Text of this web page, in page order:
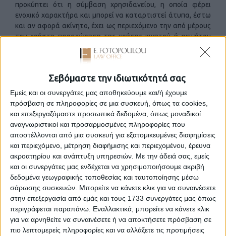
Σεβόμαστε την ιδιωτικότητά σας
Εμείς και οι συνεργάτες μας αποθηκεύουμε και/ή έχουμε
πρόσβαση σε πληροφορίες σε μια συσκευή, όπως τα cookies,
και επεξεργαζόμαστε προσωπικά δεδομένα, όπως μοναδικοί
αναγνωριστικοί και προσαρμοσμένες πληροφορίες που
αποστέλλονται από μια συσκευή για εξατομικευμένες διαφημίσεις
και περιεχόμενο, μέτρηση διαφήμισης και περιεχομένου, έρευνα
ακροατηρίου και ανάπτυξη υπηρεσιών. Με την άδειά σας, εμείς
και οι συνεργάτες μας ενδέχεται να χρησιμοποιήσουμε ακριβή
δεδομένα γεωγραφικής τοποθεσίας και ταυτοποίησης μέσω
σάρωσης συσκευών. Μπορείτε να κάνετε κλικ για να συναινέσετε
στην επεξεργασία από εμάς και τους 1733 συνεργάτες μας όπως
περιγράφεται παραπάνω. Εναλλακτικά, μπορείτε να κάνετε κλικ
για να αρνηθείτε να συναινέσετε ή να αποκτήσετε πρόσβαση σε
πιο λεπτομερείς πληροφορίες και να αλλάξετε τις προτιμήσεις
προκύπτει ότι η σύμβαση χρησιδανείου, η οποία φέρει
ενοχικό χαρακτήρα και μπορεί να καταρτιστεί άτυπα, έστω
και αν αφορά ακίνητο, έχει ως περιεχόμενο την από μέρους
του χρήστη παραχώρηση της χρήσης κινητού ή ακινήτου
πράγματος, χωρίς αντάλλαγμα στον χρησάμενο, ο οποίος
υποχρεούται να αποδώσει το πράγμα στον χρήστη μετά τη
αόριστο είτε για ορισμένο χρόνο. Ο όρος παραχώρησης της
χρήσης χωρίς αντάλλαγμα είναι ουσιώδης, διότι, αν
συμφωνήθηκε “αντάλλαγμα”, η σύμβαση αυτή δεν μπορεί
να χαρακτηριστεί ως χρησιδάνειο, αλλά συνήθως, ή ως
μίσθωση ή άλλη μικτή σύμβαση, μη ρυθμιζόμενη πάντως
από τις διατάξεις περί χρησιδανείου. Ως αντάλλαγμα,
θεωρείται κάθε παροχή που λαμβάνει ο χρήστης δυνάμει
της σύμβασης, καθώς και κάθε ωφέλεια που έχει αυτός από
τη χρήση του πράγματος από τον χρησάμενο, εφόσον αυτή,
υπό τις συγκεκριμένες περιστάσεις είναι τόσο σημαντική,
που να αφαιρεί από την πράξη του χρήστη τον χαρακτήρα
της αγαθοσύνης η οποία οριοθετεί το χρησιδάνειο από τις
άλλες συμβάσεις (ΑΠ 567/2023, ΑΠ 1645/2022, ΑΠ
1133/2018, ΑΠ 449/2014).